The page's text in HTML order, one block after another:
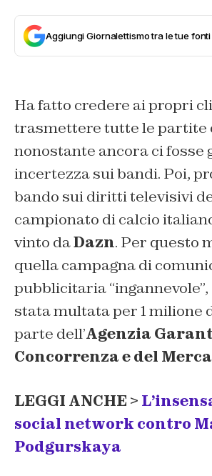
Aggiungi Giornalettismo tra le tue
Ha fatto credere ai propri
trasmettere tutte le partite
nonostante ancora ci fosse
incertezza sui bandi. Poi,
bando sui diritti televisivi
campionato di calcio
vinto daDazn. Per questo
quella campagna di
pubblicitaria “ingannevole”,
stata multata per 1 milione
parte dell’Agenzia
Concorrenza e del
LEGGI ANCHE >
social network contro
Podgurskaya